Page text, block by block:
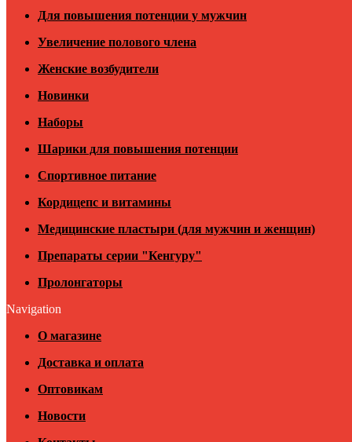
Для повышения потенции у мужчин
Увеличение полового члена
Женские возбудители
Новинки
Наборы
Шарики для повышения потенции
Спортивное питание
Кордицепс и витамины
Медицинские пластыри (для мужчин и женщин)
Препараты серии "Кенгуру"
Пролонгаторы
Navigation
О магазине
Доставка и оплата
Оптовикам
Новости